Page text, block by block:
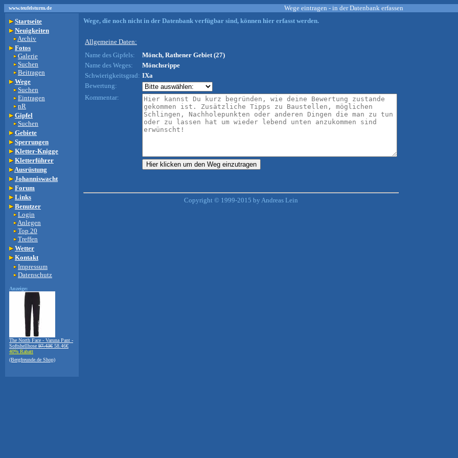
www.teufelsturm.de Wege eintragen - in der Datenbank erfassen
Startseite
Neuigkeiten
Archiv
Fotos
Galerie
Suchen
Beitragen
Wege
Suchen
Eintragen
nR
Gipfel
Suchen
Gebiete
Sperrungen
Kletter-Knigge
Kletterführer
Ausrüstung
Johanniswacht
Forum
Links
Benutzer
Login
Anlegen
Top 20
Treffen
Wetter
Kontakt
Impressum
Datenschutz
Anzeige:
The North Face - Varuna Pant -
Softshellhose 97.43€ 58.46€
40% Rabatt
(Bergfreunde.de Shop)
Wege, die noch nicht in der Datenbank verfügbar sind, können hier erfasst werden.
Allgemeine Daten:
Name des Gipfels:
Mönch, Rathener Gebiet (27)
Name des Weges:
Mönchsrippe
Schwierigkeitsgrad: IXa
Bewertung:
Kommentar:
Copyright © 1999-2015 by Andreas Lein